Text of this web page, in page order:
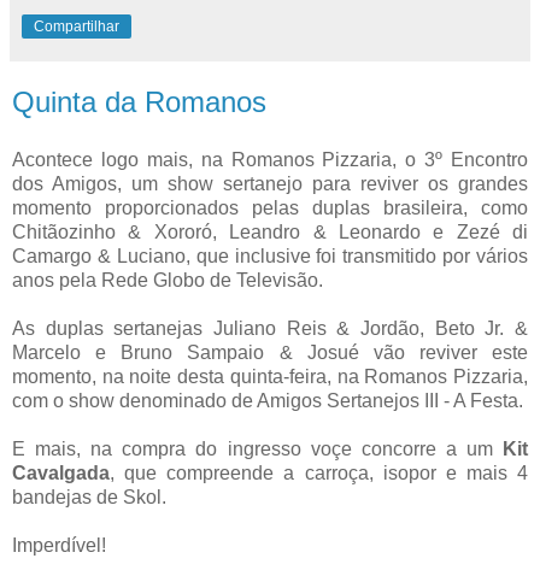
Compartilhar
Quinta da Romanos
Acontece logo mais, na Romanos Pizzaria, o 3º Encontro
dos Amigos, um show sertanejo para reviver os grandes
momento proporcionados pelas duplas brasileira, como
Chitãozinho & Xororó, Leandro & Leonardo e Zezé di
Camargo & Luciano, que inclusive foi transmitido por vários
anos pela Rede Globo de Televisão.
As duplas sertanejas Juliano Reis & Jordão, Beto Jr. &
Marcelo e Bruno Sampaio & Josué vão reviver este
momento, na noite desta quinta-feira, na Romanos Pizzaria,
com o show denominado de Amigos Sertanejos III - A Festa.
E mais, na compra do ingresso voçe concorre a um
Kit
Cavalgada, que compreende a carroça, isopor e mais 4
bandejas de Skol.
Imperdível!